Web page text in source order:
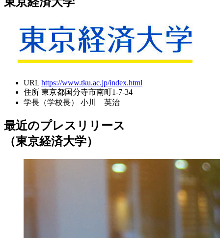
URL https://www.tku.ac.jp/index.html
住所 東京都国分寺市南町1-7-34
学長（学校長）
小川 英治
最近のプレスリリース
（東京経済大学）